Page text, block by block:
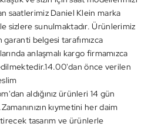
saatlerimiz Daniel Klein marka
sizlere sunulmaktadır. Ürünlerimiz
belgesi tarafımızca
anlaşmalı kargo firmamızca
önce verilen
aldığınız ürünleri 14 gün
kıymetini her daim
tasarım ve ürünlerle